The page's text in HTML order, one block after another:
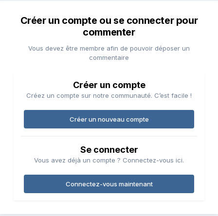
Créer un compte ou se connecter pour
commenter
Vous devez être membre afin de pouvoir déposer un
commentaire
Créer un compte
Créez un compte sur notre communauté. C’est facile !
Créer un nouveau compte
Se connecter
Vous avez déjà un compte ? Connectez-vous ici.
Connectez-vous maintenant